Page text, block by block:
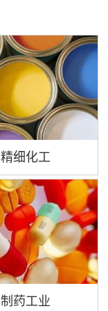
精细化工
制药工业